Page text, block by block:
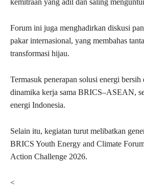
Forum ini juga menghadirkan diskusi
pakar internasional, yang membahas
transformasi hijau.
Termasuk penerapan solusi energi
dinamika kerja sama BRICS–ASEAN,
energi Indonesia.
Selain itu, kegiatan turut melibatkan
BRICS Youth Energy and Climate
Action Challenge 2026.
<